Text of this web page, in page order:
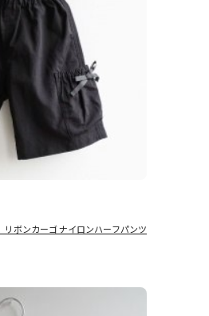
リボンカーゴ ナイロンハーフパンツ